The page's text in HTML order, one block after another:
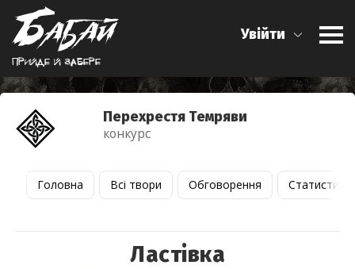
Прийде й забере
Увійти
Перехрестя Темряви
конкурс
Головна Всі твори Обговорення Статистика
Ластівка